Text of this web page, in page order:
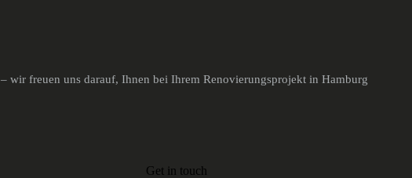
wir freuen uns darauf, Ihnen bei Ihrem Renovierungsprojekt in Hamburg
Get in touch